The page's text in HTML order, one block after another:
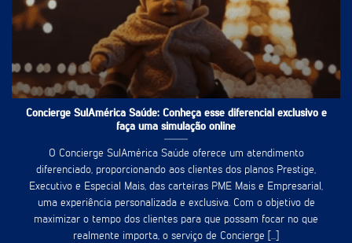
Concierge SulAmérica Saúde: Conheça esse diferencial exclusivo e
faça uma simulação online
O Concierge SulAmérica Saúde oferece um atendimento
diferenciado, proporcionando aos clientes dos planos Prestige,
Executivo e Especial Mais, das carteiras PME Mais e Empresarial,
uma experiência personalizada e exclusiva. Com o objetivo de
maximizar o tempo dos clientes para que possam focar no que
realmente importa, o serviço de Concierge [...]